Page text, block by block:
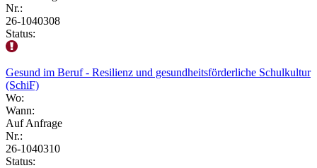
Nr.:
26-1040308
Status:
Gesund im Beruf - Resilienz und gesundheitsförderliche Schulkultur
(SchiF)
Wo:
Wann:
Auf Anfrage
Nr.:
26-1040310
Status: